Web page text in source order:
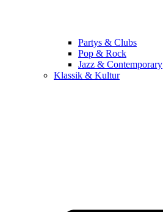
Partys & Clubs
Pop & Rock
Jazz & Contemporary
Klassik & Kultur